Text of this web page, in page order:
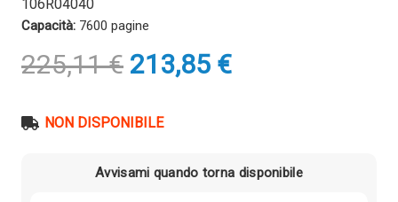
106R04040
Capacità: 7600 pagine
225,11€ Il
prezzo
era:
213,85 €Il
prezzo
NON DISPONIBILE
Avvisami quando torna disponibile